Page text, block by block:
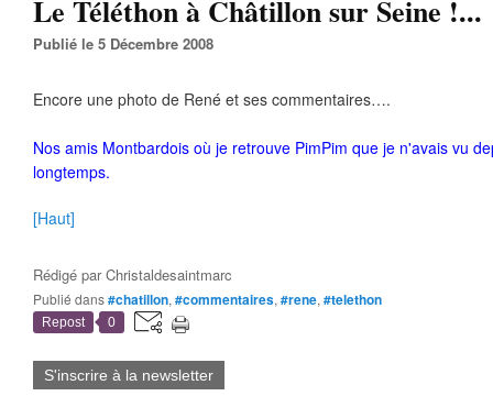
Le Téléthon à Châtillon sur Seine !...
Publié le 5 Décembre 2008
Encore une photo de René et ses commentaires….
Nos amis Montbardois où je retrouve PimPim que je n'avais vu
longtemps.
[Haut]
Rédigé parChristaldesaintmarc
Publié dans#chatillon, #commentaires, #rene, #telethon
Repost 0
S'inscrire à la newsletter